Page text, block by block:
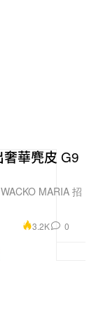
華麂皮 G9
MARIA 招
3.2K 0